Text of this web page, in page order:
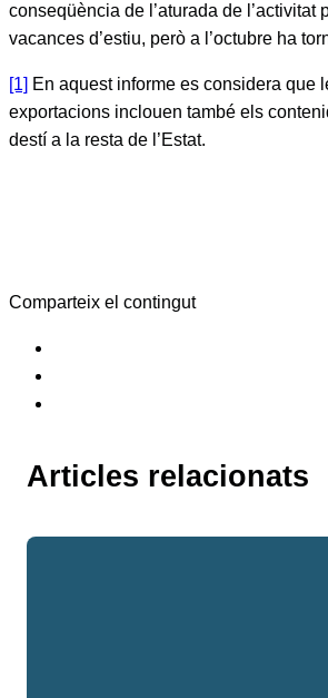
conseqüència de l’aturada de l’activitat
vacances d’estiu, però a l’octubre ha
[1] En aquest informe es considera que
exportacions inclouen també els
destí a la resta de l’Estat.
Comparteix el contingut
Articles relacionats